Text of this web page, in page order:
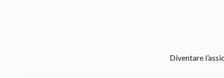
Diventare